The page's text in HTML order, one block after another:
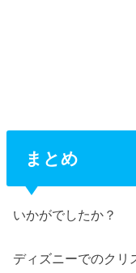
まとめ
いかがでしたか？
ディズニーでのクリ